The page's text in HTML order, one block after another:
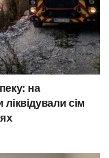
на
сім